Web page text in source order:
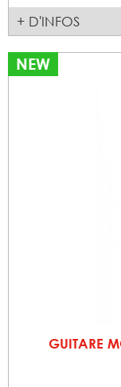
+ D'INFOS
NEW
GUITARE